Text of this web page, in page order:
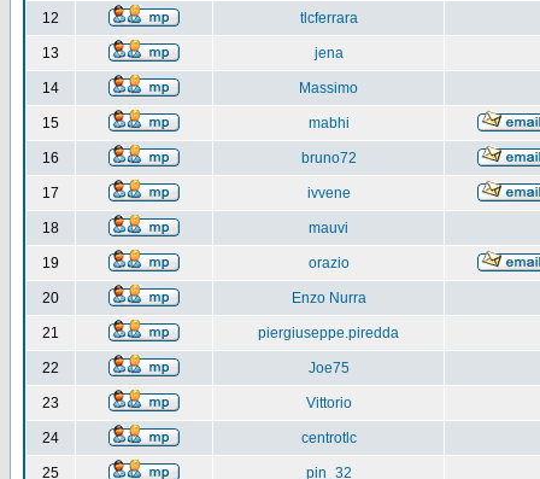
12 tlcferrara
13 jena
14 Massimo
15 mabhi
16 bruno72
17 ivvene
18 mauvi
19 orazio
20 Enzo Nurra
21 piergiuseppe.piredda
22 Joe75
23 Vittorio
24 centrotlc
25 pin_32